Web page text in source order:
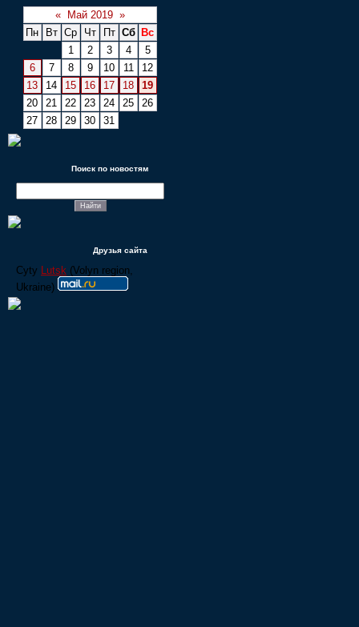
« Май 2019 »
Пн
Вт Ср Чт Пт Сб
Вс
1
2 3 4
5
6
7 8 9 10 11
12
13
14 15 16 17 18
19
20
21 22 23 24 25
26
27
28 29 30 31
Поиск по новостям
Друзья сайта
Cyty Lutsk (Volyn region,
Ukraine)